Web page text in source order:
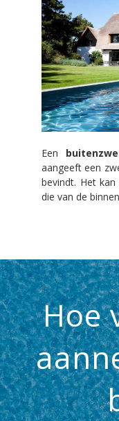
Een
aangeeft een
bevindt. Het
die van de
Hoe